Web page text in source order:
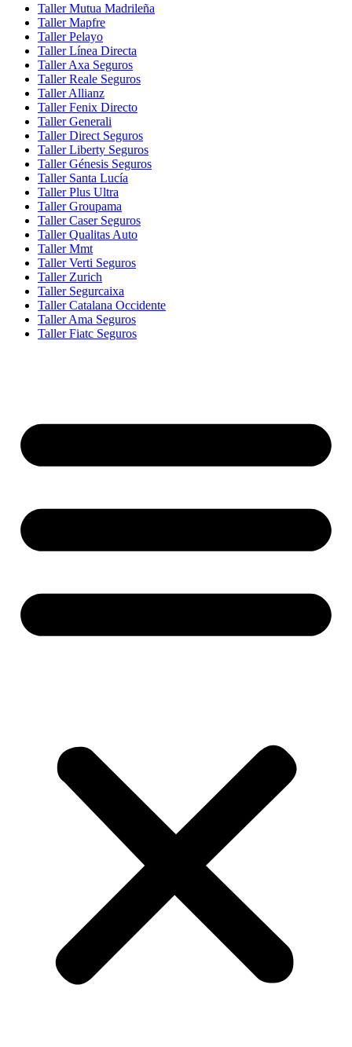
Taller Mutua Madrileña
Taller Mapfre
Taller Pelayo
Taller Línea Directa
Taller Axa Seguros
Taller Reale Seguros
Taller Allianz
Taller Fenix Directo
Taller Generali
Taller Direct Seguros
Taller Liberty Seguros
Taller Génesis Seguros
Taller Santa Lucía
Taller Plus Ultra
Taller Groupama
Taller Caser Seguros
Taller Qualitas Auto
Taller Mmt
Taller Verti Seguros
Taller Zurich
Taller Segurcaixa
Taller Catalana Occidente
Taller Ama Seguros
Taller Fiatc Seguros